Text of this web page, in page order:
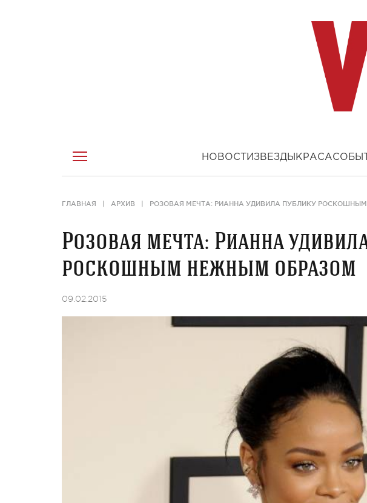
НОВОСТИ ЗВЕЗДЫ КРАСА
ГЛАВНАЯ АРХИВ РОЗОВАЯ МЕЧТА: РИАННА УДИВИЛА ПУБЛИКУ
Розовая мечта: Рианна
роскошным нежным образом
09.02.2015